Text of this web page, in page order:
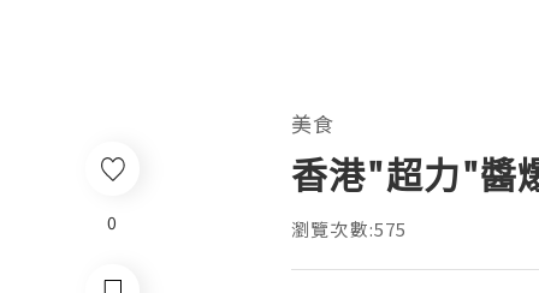
美食
香港"超力"醬
瀏覽次數:575
0